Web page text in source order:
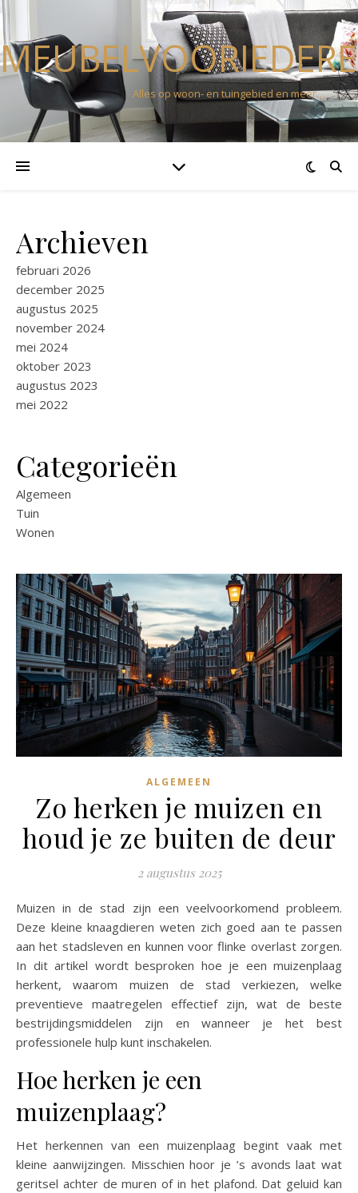
Alles op woon- en tuingebied en meer…
Archieven
februari 2026
december 2025
augustus 2025
november 2024
mei 2024
oktober 2023
augustus 2023
mei 2022
Categorieën
Algemeen
Tuin
Wonen
ALGEMEEN
Zo herken je muizen en
houd je ze buiten de deur
2 augustus 2025
Muizen in de stad zijn een veelvoorkomend probleem.
Deze kleine knaagdieren weten zich goed aan te passen
aan het stadsleven en kunnen voor flinke overlast zorgen.
In dit artikel wordt besproken hoe je een muizenplaag
herkent, waarom muizen de stad verkiezen, welke
preventieve maatregelen effectief zijn, wat de beste
bestrijdingsmiddelen zijn en wanneer je het best
professionele hulp kunt inschakelen.
Hoe herken je een
muizenplaag?
Het herkennen van een muizenplaag begint vaak met
kleine aanwijzingen. Misschien hoor je ’s avonds laat wat
geritsel achter de muren of in het plafond. Dat geluid kan